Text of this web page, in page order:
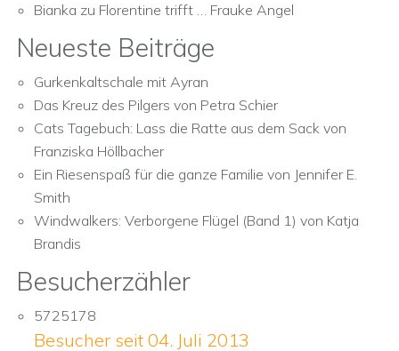
Bianka zu Florentine trifft … Frauke Angel
Neueste Beiträge
Gurkenkaltschale mit Ayran
Das Kreuz des Pilgers von Petra Schier
Cats Tagebuch: Lass die Ratte aus dem Sack von
Franziska Höllbacher
Ein Riesenspaß für die ganze Familie von Jennifer E.
Smith
Windwalkers: Verborgene Flügel (Band 1) von Katja
Brandis
Besucherzähler
5725178
Besucher seit 04. Juli 2013